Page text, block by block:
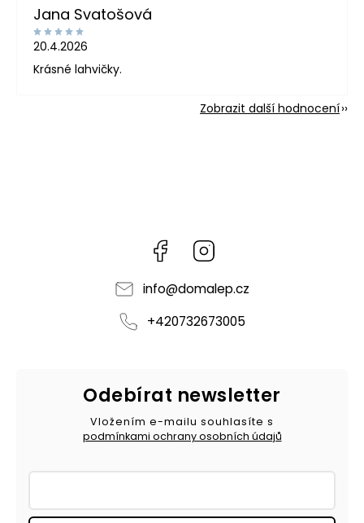
Jana Svatošová
20.4.2026
Krásné lahvičky.
Zobrazit další hodnocení
Facebook
info@domalep.cz
+420732673005
Odebírat newsletter
Vložením e-mailu souhlasíte s
podmínkami ochrany osobních údajů